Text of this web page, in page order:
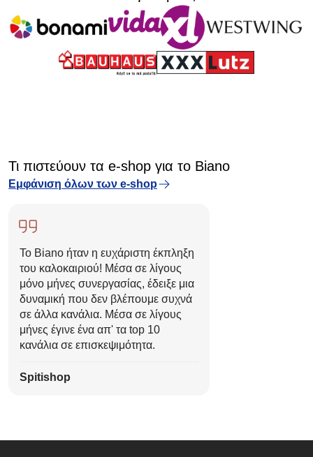
Τι πιστεύουν τα e-shop για το Biano
Εμφάνιση όλων των e-shop
Το Biano ήταν η ευχάριστη έκπληξη
του καλοκαιριού! Μέσα σε λίγους
μόνο μήνες συνεργασίας, έδειξε μια
δυναμική που δεν βλέπουμε συχνά
σε άλλα κανάλια. Μέσα σε λίγους
μήνες έγινε ένα απ' τα top 10
κανάλια σε επισκεψιμότητα.
Spitishop